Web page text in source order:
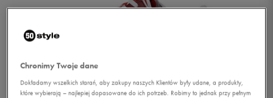
Chronimy Twoje dane
Dokładamy wszelkich starań, aby zakupy naszych Klientów były udane, a produkty,
które wybierają – najlepiej dopasowane do ich potrzeb. Robimy to jednak przy pełnym